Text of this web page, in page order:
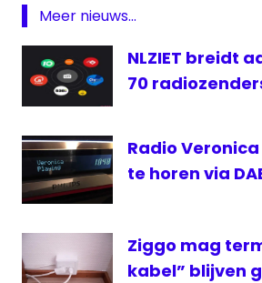
NLkabel
ziggo
Meer nieuws...
NLZIET breidt
70
Radio Veronica
te horen via
Ziggo mag
kabel” blijven